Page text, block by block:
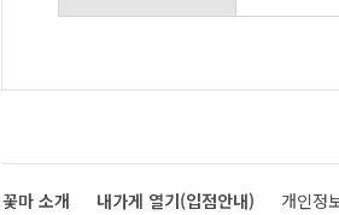
꽃마 소개 내가게 열기(입점안내) 개인정